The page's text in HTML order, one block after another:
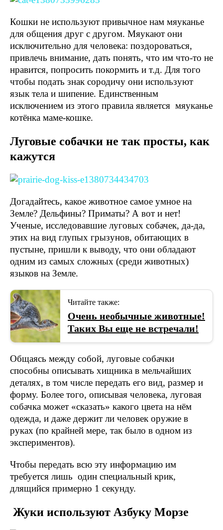
Кошки не используют привычное нам мяуканье
для общения друг с другом. Мяукают они
исключительно для человека: поздороваться,
привлечь внимание, дать понять, что им что-то не
нравится, попросить покормить и т.д. Для того
чтобы подать знак сородичу они используют
язык тела и шипение. Единственным
исключением из этого правила является мяуканье
котёнка маме-кошке.
Луговые собачки не так просты, как
кажутся
Догадайтесь, какое животное самое умное на
Земле? Дельфины? Приматы? А вот и нет!
Ученые, исследовавшие луговых собачек, да-да,
этих на вид глупых грызунов, обитающих в
пустыне, пришли к выводу, что они обладают
одним из самых сложных (среди животных)
языков на Земле.
Читайте также:
Очень необычные животные!
Таких Вы еще не встречали!
Общаясь между собой, луговые собачки
способны описывать хищника в мельчайших
деталях, в том числе передать его вид, размер и
форму. Более того, описывая человека, луговая
собачка может «сказать» какого цвета на нём
одежда, и даже держит ли человек оружие в
руках (по крайней мере, так было в одном из
экспериментов).
Чтобы передать всю эту информацию им
требуется лишь один специальный крик,
длящийся примерно 1 секунду.
Жуки используют Азбуку Морзе